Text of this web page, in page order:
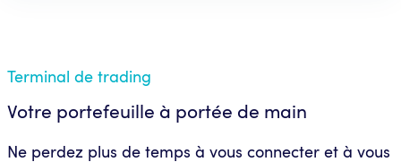
Terminal de trading
Votre portefeuille à portée de main
Ne perdez plus de temps à vous connecter et à vous